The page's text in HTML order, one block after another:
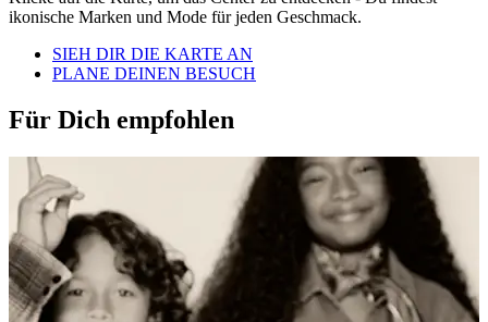
ikonische Marken und Mode für jeden Geschmack.
SIEH DIR DIE KARTE AN
PLANE DEINEN BESUCH
Für Dich empfohlen